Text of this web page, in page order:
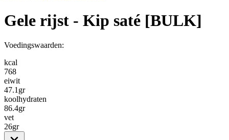
Gele rijst - Kip saté [BULK]
Voedingswaarden:
kcal
768
eiwit
47.1 gr
koolhydraten
86.4gr
vet
26gr